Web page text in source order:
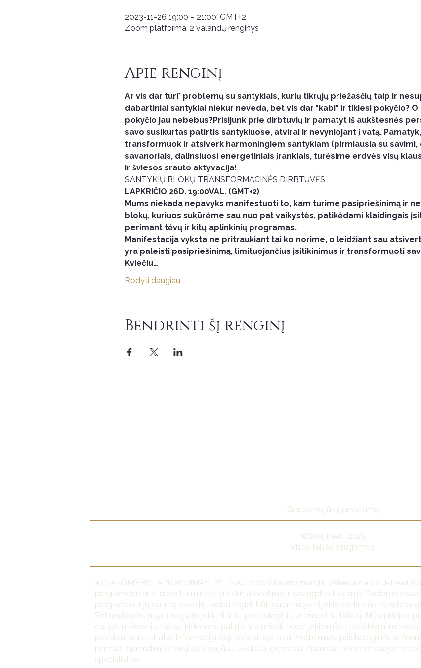
2023-11-26 19:00 – 21:00; GMT+2
Zoom platforma, 2 valandų renginys
Apie renginį
Ar vis dar turi* problemų su santykiais, kurių tikrųjų priežasčių taip ir
dabartiniai santykiai niekur neveda, bet vis dar "kabi" ir tikiesi pokyčio?
pokyčio jau nebebus?Prisijunk prie dirbtuvių ir pamatyt iš aukštesnės
savo susikurtas patirtis santykiuose, atvirai ir nevyniojant į vatą.
transformuok ir atsiverk harmoningiem santykiam (pirmiausia su savimi,
savanoriais, dalinsiuosi energetiniais įrankiais, turėsime erdvės visų
ir šviesos srauto aktyvacija!
SANTYKIŲ BLOKŲ TRANSFORMACINĖS DIRBTUVĖS
LAPKRIČIO 26D. 19:00VAL. (GMT+2)
Mums niekada nepavyks manifestuoti to, kam turime pasipriešinimą ir
blokų, kuriuos sukūrėme sau nuo pat vaikystės, patikėdami klaidingais
perimant tėvų ir kitų aplinkinių programas.
Manifestacija vyksta ne pritraukiant tai ko norime, o leidžiant sau
yra paleisti pasipriešinimą, limituojančius įsitikinimus ir transformuoti
Kviečiu…
Rodyti daugiau
Bendrinti šį renginį
Gerbiame jūsų privatumą.
©Soul Pearl, 2025
Visos teisės saugomos.
ATSAKOMYBĖS APRIBOJIMAS DĖL NAUDOS: Visa informacija, pateikiama Soul-Pearl
programose ar kituose turiniuose, yra skirta švietimo ir saviugdos tikslams. Dedame
programas ir jų galimą poveikį, tačiau negali būti garantuojami jokie konkretūs rezultatai
Sol nediagnozuoja ir negydo jokių fizinių, psichologinių ar emocinių būklių. Mūsų idėjos,
daugeliui žmonių, tačiau kiekvieno patirtis yra unikali, todėl jokie mūsų pateikiami
poveikiui ar rezultatui. Informacija šioje svetainėje nėra medicininės, psichologinės ar
priimant sprendimus, susijusius su jūsų sveikata, gerove ar finansais, rekomenduojame
specialistais.​